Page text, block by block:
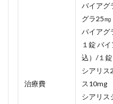
治療費
バイアグ
グラ25
バイア
１錠 バ
込）/１錠
シアリ
ス10mg
シアリ